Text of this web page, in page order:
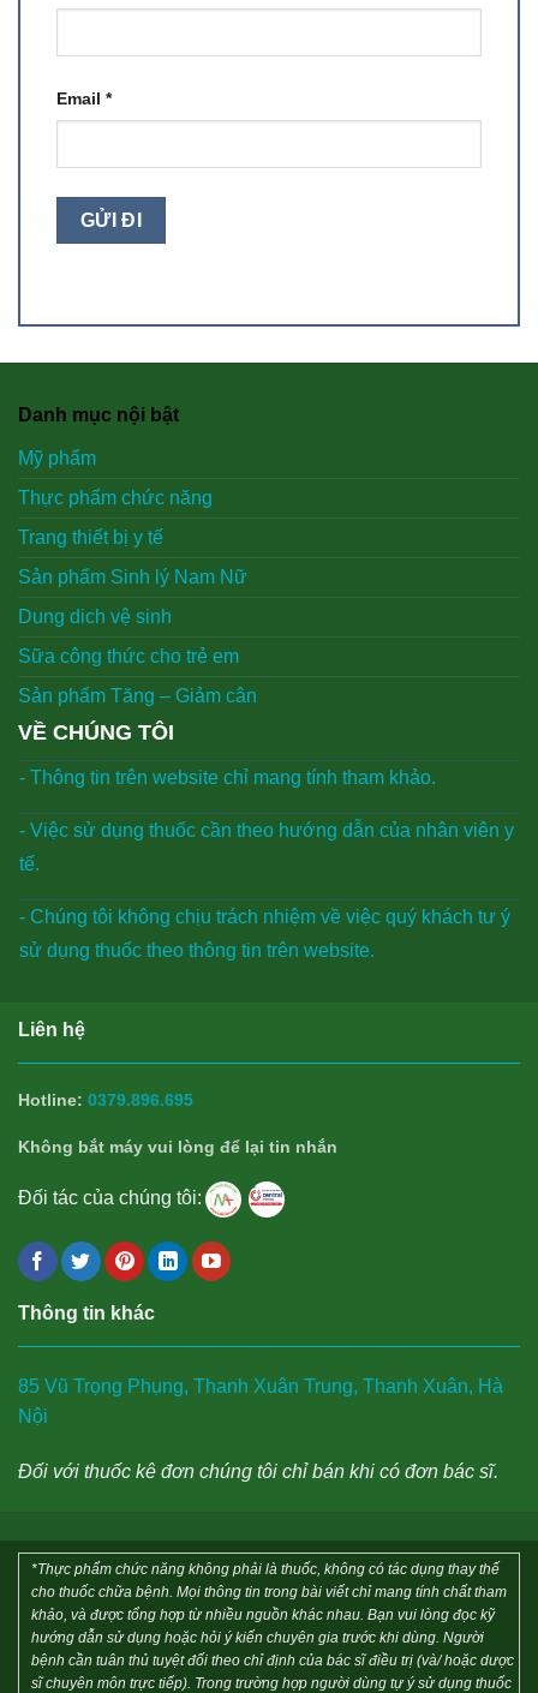
Email *
Danh mục nội bật
Mỹ phẩm
Thực phẩm chức năng
Trang thiết bị y tế
Sản phẩm Sinh lý Nam Nữ
Dung dich vệ sinh
Sữa công thức cho trẻ em
Sản phẩm Tăng – Giảm cân
VỀ CHÚNG TÔI
- Thông tin trên website chỉ mang tính tham khảo.
- Việc sử dụng thuốc cần theo hướng dẫn của nhân viên y
tế.
- Chúng tôi không chịu trách nhiệm về việc quý khách tư ý
sử dụng thuốc theo thông tin trên website.
Liên hệ
Hotline: 0379.896.695
Không bắt máy vui lòng để lại tin nhắn
Đối tác của chúng tôi:
Thông tin khác
85 Vũ Trọng Phụng, Thanh Xuân Trung, Thanh Xuân, Hà
Nội
Đối với thuốc kê đơn chúng tôi chỉ bán khi có đơn bác sĩ.
*Thực phẩm chức năng không phải là thuốc, không có tác dụng thay thế
cho thuốc chữa bệnh. Mọi thông tin trong bài viết chỉ mang tính chất tham
khảo, và được tổng hợp từ nhiều nguồn khác nhau. Bạn vui lòng đọc kỹ
hướng dẫn sử dụng hoặc hỏi ý kiến chuyên gia trước khi dùng. Người
bệnh cần tuân thủ tuyệt đối theo chỉ định của bác sĩ điều trị (và/ hoặc dược
sĩ chuyên môn trực tiếp). Trong trường hợp người dùng tự ý sử dụng thuốc